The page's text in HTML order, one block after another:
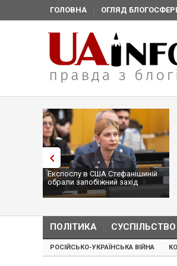
ГОЛОВНА ОГЛЯД
Експослу в США Стефанішиній
обрали запобіжний захід
ПОЛІТИКА СУСПІЛЬСТВО
РОСІЙСЬКО-УКРАЇНСЬКА ВІЙНА